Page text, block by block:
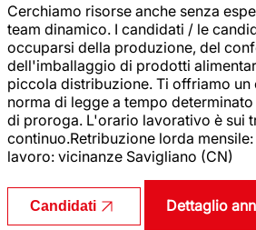
Cerchiamo risorse anche senza
team dinamico. I candidati / le
occuparsi della produzione, del
dell'imballaggio di prodotti
piccola distribuzione. Ti offriamo
norma di legge a tempo
di proroga. L'orario lavorativo è sui
continuo.Retribuzione lorda
lavoro: vicinanze Savigliano (CN)
Candidati Dettaglio